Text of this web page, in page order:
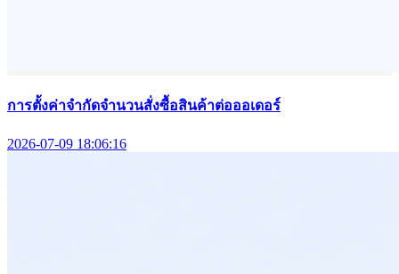
การตั้งค่าจำกัดจำนวนสั่งซื้อสินค้าต่อออเดอร์
2026-07-09 18:06:16